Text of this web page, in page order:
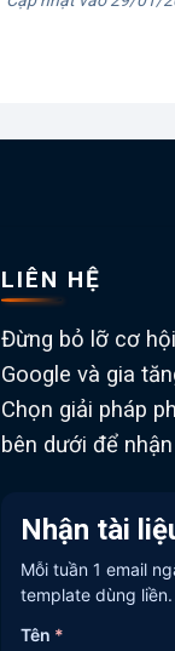
LIÊN HỆ
Đừng bỏ lỡ cơ
Google và gia
Chọn giải pháp
bên dưới để
Nhận tài
Mỗi tuần 1 email
template dùng
Tên *